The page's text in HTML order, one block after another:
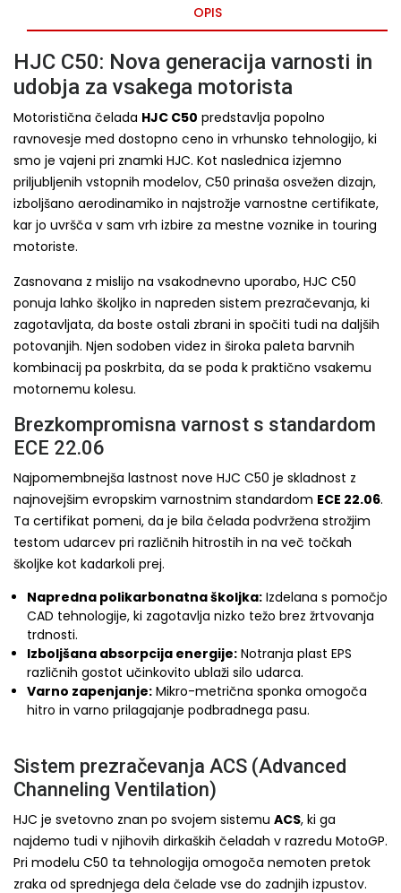
OPIS
HJC C50: Nova generacija varnosti in
udobja za vsakega motorista
Motoristična čelada HJC C50 predstavlja popolno
ravnovesje med dostopno ceno in vrhunsko tehnologijo, ki
smo je vajeni pri znamki HJC. Kot naslednica izjemno
priljubljenih vstopnih modelov, C50 prinaša osvežen dizajn,
izboljšano aerodinamiko in najstrožje varnostne certifikate,
kar jo uvršča v sam vrh izbire za mestne voznike in touring
motoriste.
Zasnovana z mislijo na vsakodnevno uporabo, HJC C50
ponuja lahko školjko in napreden sistem prezračevanja, ki
zagotavljata, da boste ostali zbrani in spočiti tudi na daljših
potovanjih. Njen sodoben videz in široka paleta barvnih
kombinacij pa poskrbita, da se poda k praktično vsakemu
motornemu kolesu.
Brezkompromisna varnost s standardom
ECE 22.06
Najpomembnejša lastnost nove HJC C50 je skladnost z
najnovejšim evropskim varnostnim standardom ECE 22.06.
Ta certifikat pomeni, da je bila čelada podvržena strožjim
testom udarcev pri različnih hitrostih in na več točkah
školjke kot kadarkoli prej.
Napredna polikarbonatna školjka: Izdelana s pomočjo
CAD tehnologije, ki zagotavlja nizko težo brez žrtvovanja
trdnosti.
Izboljšana absorpcija energije: Notranja plast EPS
različnih gostot učinkovito ublaži silo udarca.
Varno zapenjanje: Mikro-metrična sponka omogoča
hitro in varno prilagajanje podbradnega pasu.
Sistem prezračevanja ACS (Advanced
Channeling Ventilation)
HJC je svetovno znan po svojem sistemu ACS, ki ga
najdemo tudi v njihovih dirkaških čeladah v razredu MotoGP.
Pri modelu C50 ta tehnologija omogoča nemoten pretok
zraka od sprednjega dela čelade vse do zadnjih izpustov.